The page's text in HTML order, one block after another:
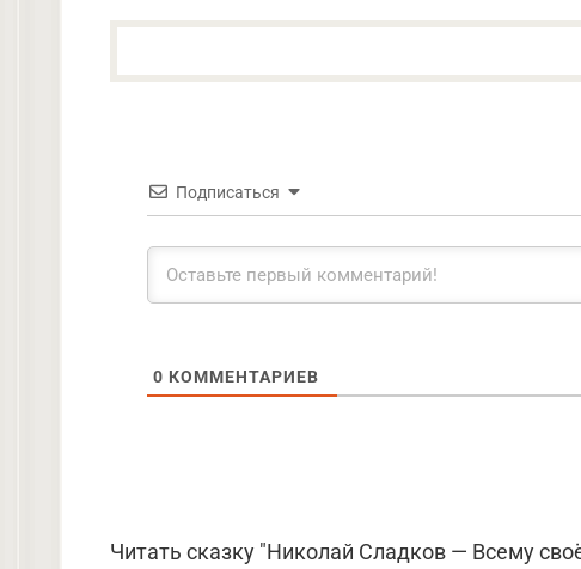
Подписаться
0 КОММЕНТАРИЕВ
Читать сказку "Николай Сладков — Всему